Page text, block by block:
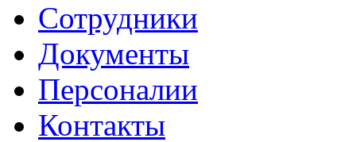
Сотрудники
Документы
Персоналии
Контакты